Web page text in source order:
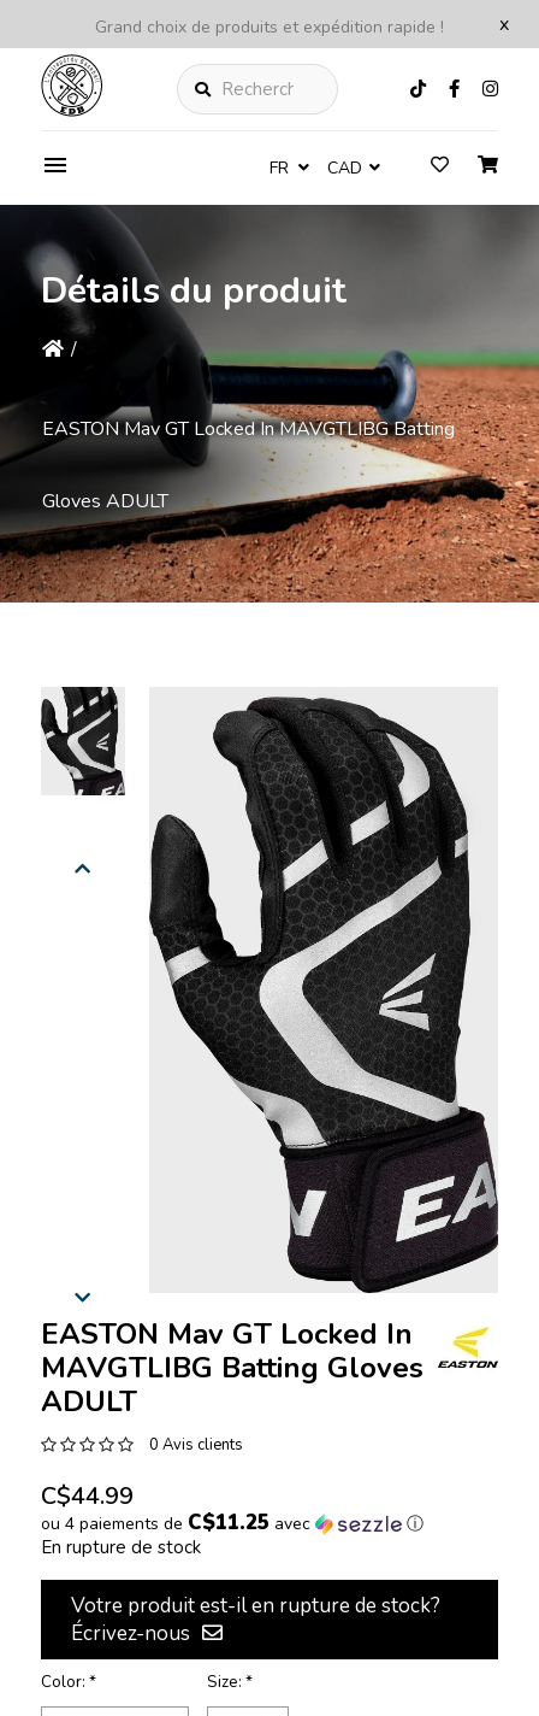
x
Grand choix de produits et expédition rapide !
Rechercher
FR CAD
Détails du produit
/
EASTON Mav GT Locked In MAVGTLIBG Batting
Gloves ADULT
EASTON Mav GT Locked In
MAVGTLIBG Batting Gloves
ADULT
0 Avis clients
C$44.99
ou 4 paiements de C$11.25 avec ⓘ
En rupture de stock
Votre produit est-il en rupture de stock?
Écrivez-nous
Color: * Size: *